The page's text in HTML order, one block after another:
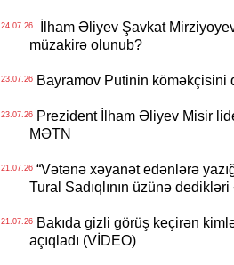
24.07.26İlham Əliyev Şavkat
müzakirə olunub?
23.07.26Bayramov Putinin köməkçisini
23.07.26Prezident İlham Əliyev Misir
MƏTN
21.07.26“Vətənə xəyanət edənlərə
Tural Sadıqlının üzünə
21.07.26Bakıda gizli görüş keçirən
açıqladı (VİDEO)